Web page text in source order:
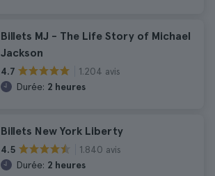
Billets MJ - The Life Story of Michael
Jackson
4.7
1.204 avis
Durée: 2 heures
Billets New York Liberty
4.5
1.840 avis
Durée: 2 heures